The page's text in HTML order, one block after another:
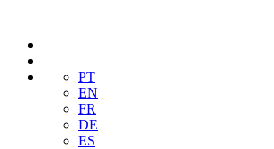
PT
EN
FR
DE
ES